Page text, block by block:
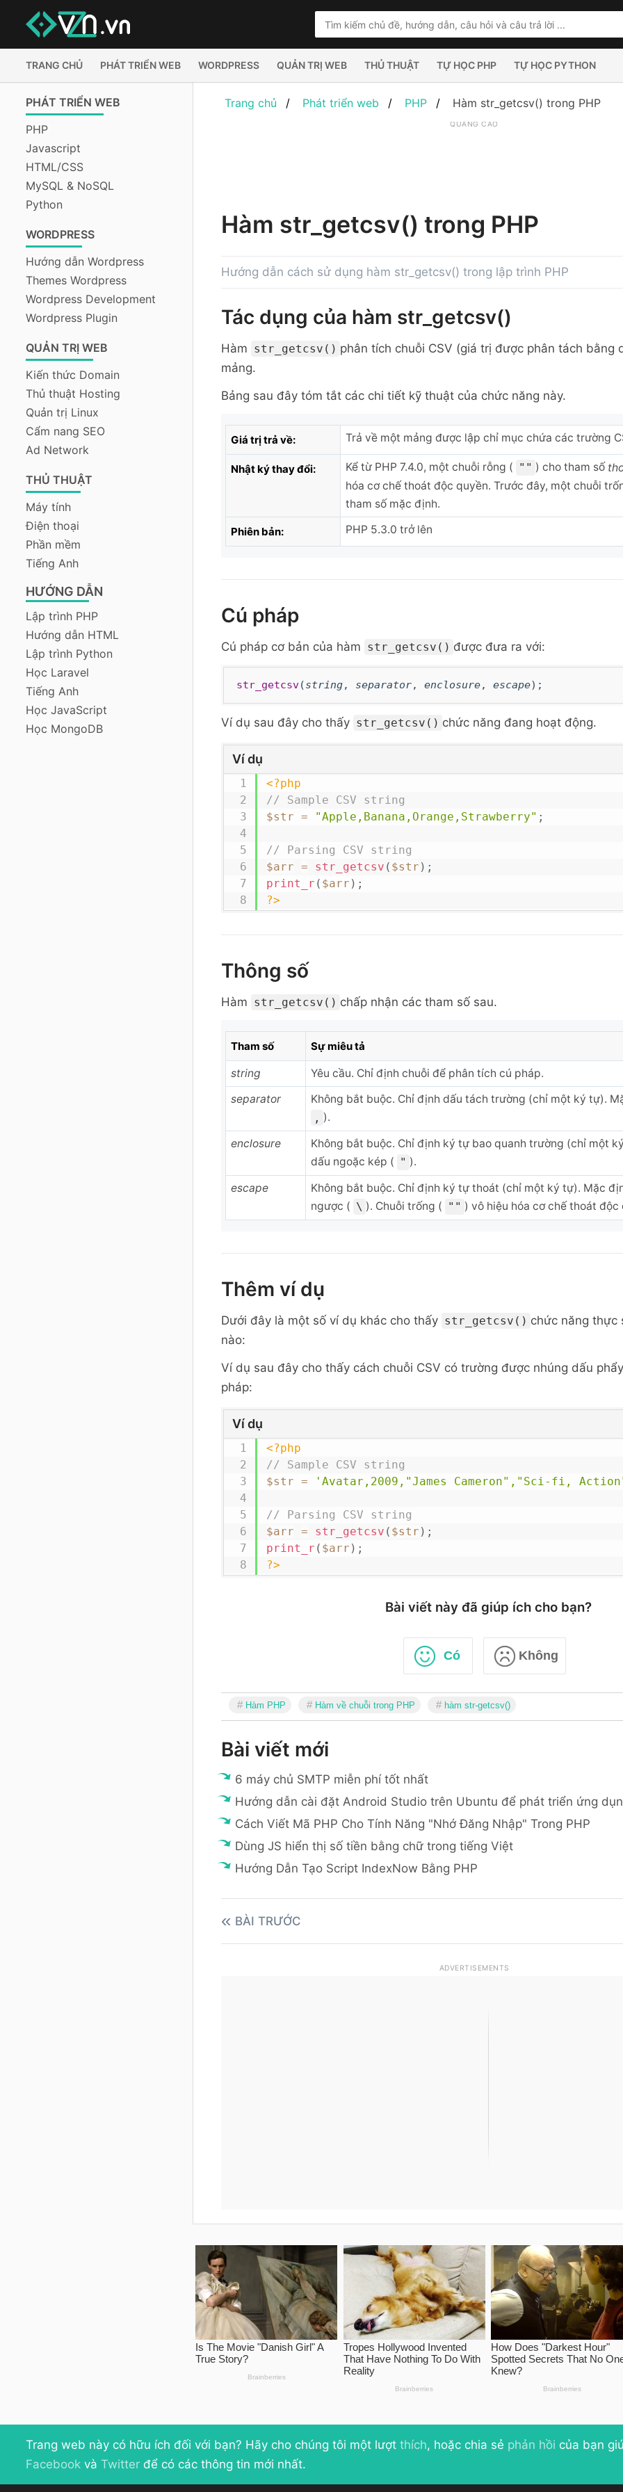
TRANG CHỦ PHÁT TRIỂN WEB WORDPRESS QUẢN TRỊ WEB THỦ THUẬT TỰ HỌC PHP TỰ HỌC PYTHON
PHÁT TRIỂN WEB
PHP
Javascript
HTML/CSS
MySQL & NoSQL
Python
WORDPRESS
Hướng dẫn Wordpress
Themes Wordpress
Wordpress Development
Wordpress Plugin
QUẢN TRỊ WEB
Kiến thức Domain
Thủ thuật Hosting
Quản trị Linux
Cẩm nang SEO
Ad Network
THỦ THUẬT
Máy tính
Điện thoại
Phần mềm
Tiếng Anh
HƯỚNG DẪN
Lập trình PHP
Hướng dẫn HTML
Lập trình Python
Học Laravel
Tiếng Anh
Học JavaScript
Học MongoDB
Trang chủ Phát triển web PHP Hàm str_getcsv() trong PHP
QUẢNG CÁO
Hàm str_getcsv() trong PHP
Hướng dẫn cách sử dụng hàm str_getcsv() trong lập trình PHP
Tác dụng của hàm str_getcsv()
Hàm str_getcsv() phân tích chuỗi CSV (giá trị được phân tách bằng
mảng.
Bảng sau đây tóm tắt các chi tiết kỹ thuật của chức năng này.
Giá trị trả về: Trả về một mảng được lập chỉ mục chứa các trường
Nhật ký thay đổi: Kể từ PHP 7.4.0, một chuỗi rỗng ( "" ) cho tham số
hóa cơ chế thoát độc quyền. Trước đây, một chuỗi
tham số mặc định.
Phiên bản: PHP 5.3.0 trở lên
Cú pháp
Cú pháp cơ bản của hàm str_getcsv() được đưa ra với:
str_getcsv(string, separator, enclosure, escape);
Ví dụ sau đây cho thấy str_getcsv() chức năng đang hoạt động.
Ví dụ
<?php
// Sample CSV string
$str = "Apple,Banana,Orange,Strawberry" ;
// Parsing CSV string
$arr = str_getcsv ( $str ) ;
print_r ( $arr ) ;
?>
Thông số
Hàm str_getcsv() chấp nhận các tham số sau.
Tham số Sự miêu tả
string
Yêu cầu. Chỉ định chuỗi để phân tích cú pháp.
separator
Không bắt buộc. Chỉ định dấu tách trường (chỉ một ký tự).
, ).
enclosure
Không bắt buộc. Chỉ định ký tự bao quanh trường (chỉ một
dấu ngoặc kép ( " ).
escape
Không bắt buộc. Chỉ định ký tự thoát (chỉ một ký tự). Mặc
ngược ( \ ). Chuỗi trống ( "" ) vô hiệu hóa cơ chế thoát độc
Thêm ví dụ
Dưới đây là một số ví dụ khác cho thấy str_getcsv() chức năng thực
nào:
Ví dụ sau đây cho thấy cách chuỗi CSV có trường được nhúng dấu
pháp:
Ví dụ
<?php
// Sample CSV string
$str = 'Avatar,2009,"James Cameron","Sci-fi,
// Parsing CSV string
$arr = str_getcsv ( $str ) ;
print_r ( $arr ) ;
?>
Bài viết này đã giúp ích cho bạn?
Có Không
Hàm PHP Hàm về chuỗi trong PHP hàm str-getcsv()
Bài viết mới
6 máy chủ SMTP miễn phí tốt nhất
Hướng dẫn cài đặt Android Studio trên Ubuntu để phát triển ứng
Cách Viết Mã PHP Cho Tính Năng "Nhớ Đăng Nhập" Trong PHP
Dùng JS hiển thị số tiền bằng chữ trong tiếng Việt
Hướng Dẫn Tạo Script IndexNow Bằng PHP
BÀI TRƯỚC
ADVERTISEMENTS
Trang web này có hữu ích đối với bạn? Hãy cho chúng tôi một lượt thích, hoặc chia sẻ phản hồi của bạn
Facebook và Twitter để có các thông tin mới nhất.